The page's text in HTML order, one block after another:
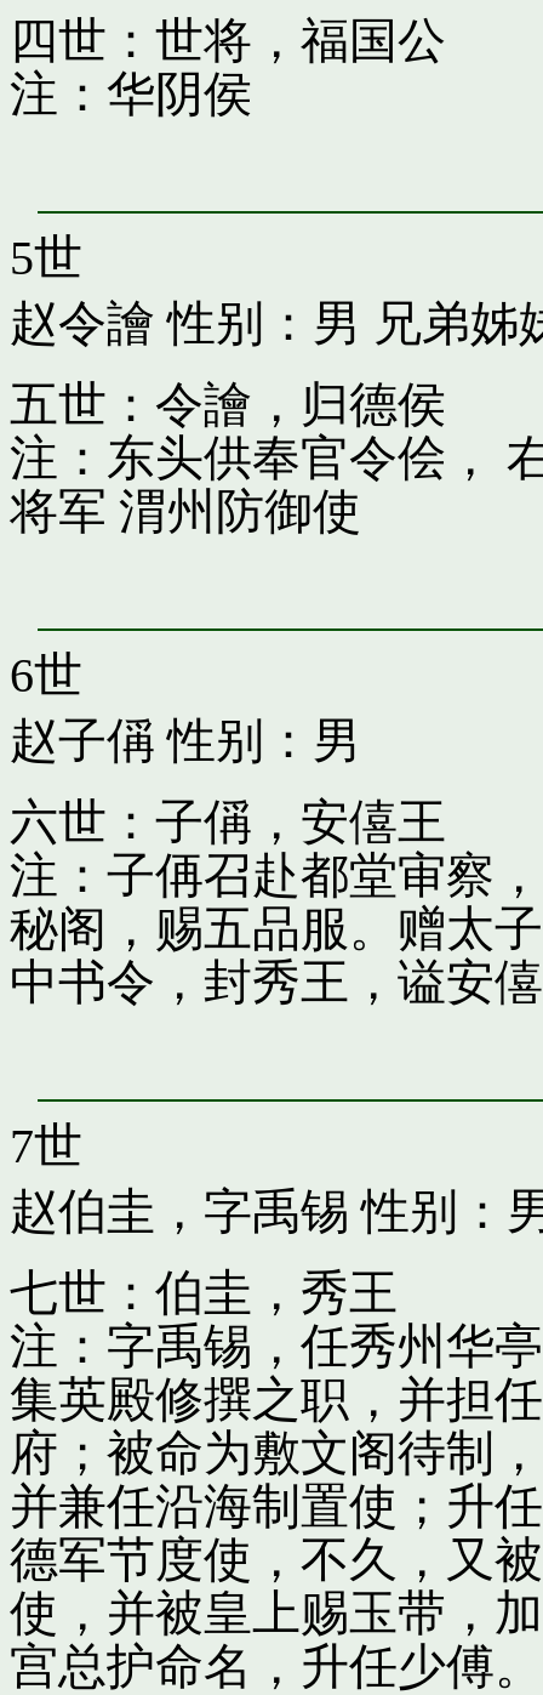
四世：世将，福国公
注：华阴侯
5世
赵令譮 性别：男 兄弟姊
五世：令譮，归德侯
注：东头供奉官令侩，
将军 渭州防御使
6世
赵子偁 性别：男
六世：子偁，安僖王
注：子侢召赴都堂审察
秘阁，赐五品服。赠太
中书令，封秀王，谥安
7世
赵伯圭，字禹锡 性别：
七世：伯圭，秀王
注：字禹锡，任秀州华
集英殿修撰之职，并担
府；被命为敷文阁待制
并兼任沿海制置使；升
德军节度使，不久，又
使，并被皇上赐玉带，
宫总护命名，升任少傅